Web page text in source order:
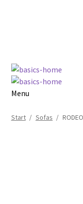
Zur
Navigation
springen
Zum
Inhalt
springen
Menu
Start / Sofas /